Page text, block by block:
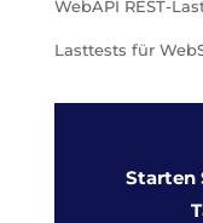
WebAPI REST-
Lasttests für
Starten